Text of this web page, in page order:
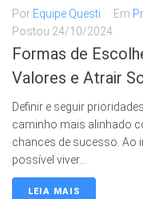
Por Equipe Questi Em
Postou 24/10/2024
Formas de
Valores e Atrair
Definir e seguir
caminho mais alinhado
chances de sucesso. Ao
possível viver...
LEIA MAIS